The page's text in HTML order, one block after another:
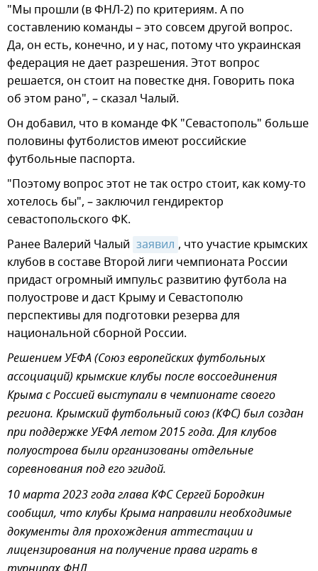
"Мы прошли (в ФНЛ-2) по критериям. А по
составлению команды – это совсем другой вопрос.
Да, он есть, конечно, и у нас, потому что украинская
федерация не дает разрешения. Этот вопрос
решается, он стоит на повестке дня. Говорить пока
об этом рано", – сказал Чалый.
Он добавил, что в команде ФК "Севастополь" больше
половины футболистов имеют российские
футбольные паспорта.
"Поэтому вопрос этот не так остро стоит, как кому-то
хотелось бы", – заключил гендиректор
севастопольского ФК.
Ранее Валерий Чалый заявил , что участие крымских
клубов в составе Второй лиги чемпионата России
придаст огромный импульс развитию футбола на
полуострове и даст Крыму и Севастополю
перспективы для подготовки резерва для
национальной сборной России.
Решением УЕФА (Союз европейских футбольных
ассоциаций) крымские клубы после воссоединения
Крыма с Россией выступали в чемпионате своего
региона. Крымский футбольный союз (КФС) был создан
при поддержке УЕФА летом 2015 года. Для клубов
полуострова были организованы отдельные
соревнования под его эгидой.
10 марта 2023 года глава КФС Сергей Бородкин
сообщил, что клубы Крыма направили необходимые
документы для прохождения аттестации и
лицензирования на получение права играть в